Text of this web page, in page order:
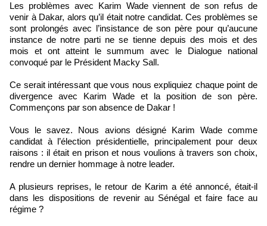
Les problèmes avec Karim Wade viennent de son refus de
venir à Dakar, alors qu’il était notre candidat. Ces problèmes se
sont prolongés avec l’insistance de son père pour qu’aucune
instance de notre parti ne se tienne depuis des mois et des
mois et ont atteint le summum avec le Dialogue national
convoqué par le Président Macky Sall.
Ce serait intéressant que vous nous expliquiez chaque point de
divergence avec Karim Wade et la position de son père.
Commençons par son absence de Dakar !
Vous le savez. Nous avions désigné Karim Wade comme
candidat à l’élection présidentielle, principalement pour deux
raisons : il était en prison et nous voulions à travers son choix,
rendre un dernier hommage à notre leader.
A plusieurs reprises, le retour de Karim a été annoncé, était-il
dans les dispositions de revenir au Sénégal et faire face au
régime ?